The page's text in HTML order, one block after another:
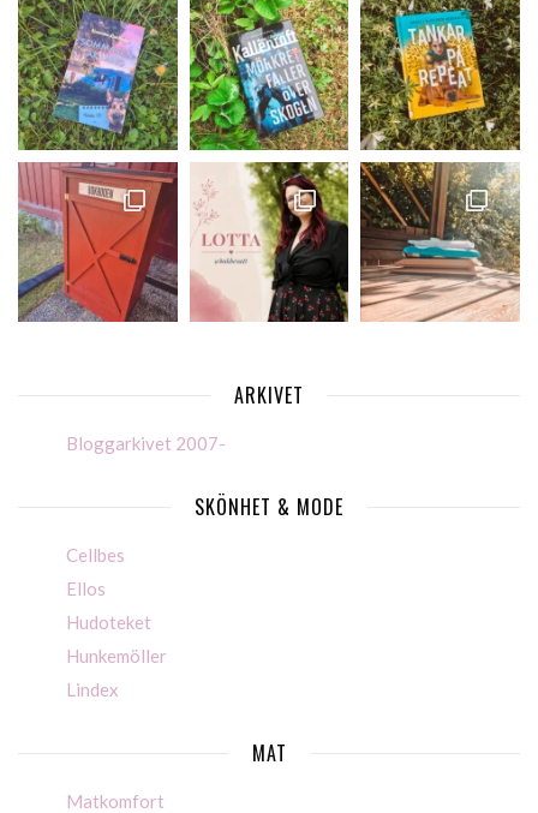
ARKIVET
Bloggarkivet 2007-
SKÖNHET & MODE
Cellbes
Ellos
Hudoteket
Hunkemöller
Lindex
MAT
Matkomfort